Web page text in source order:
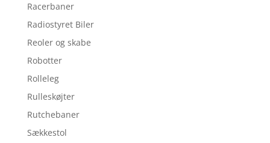
Racerbaner
Radiostyret Biler
Reoler og skabe
Robotter
Rolleleg
Rulleskøjter
Rutchebaner
Sækkestol